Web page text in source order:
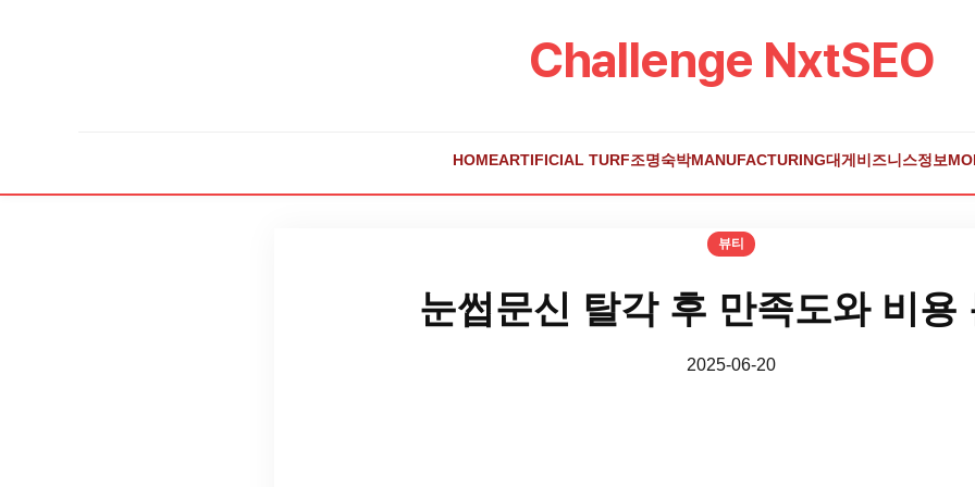
Challenge NxtSEO
HOMEARTIFICIAL TURF조명숙박MANUFACTURING대게 비즈니스정보
뷰티
눈썹문신 탈각 후 만족도와 비용
2025-06-20